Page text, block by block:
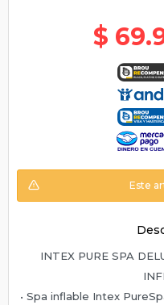
$
Este
INTEX PURE SPA
• Spa inflable Intex